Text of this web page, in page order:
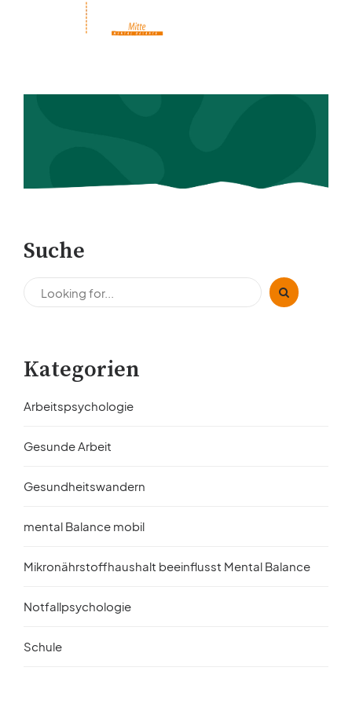
Suche
Kategorien
Arbeitspsychologie
Gesunde Arbeit
Gesundheitswandern
mental Balance mobil
Mikronährstoffhaushalt beeinflusst Mental Balance
Notfallpsychologie
Schule